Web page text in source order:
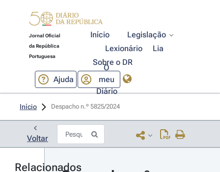
Jornal Oficial
da República
Portuguesa
Início
Legislação
Lexionário
Lia
Sobre o DR
Ajuda
O
meu
Diário
Início Despacho n.º 5825/2024
Voltar
Relacionados